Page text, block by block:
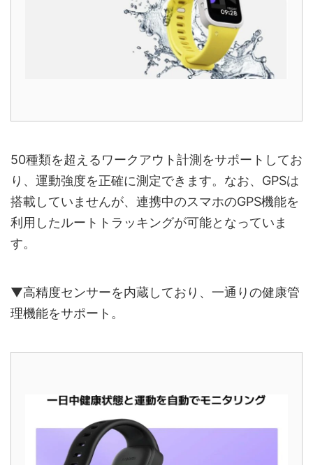
50種類を超えるワークアウト計測をサポートしてお
り、運動強度を正確に測定できます。なお、GPSは
搭載していませんが、連携中のスマホのGPS機能を
利用したルートトラッキングが可能となっていま
す。
▼高精度センサーを内蔵しており、一通りの健康管
理機能をサポート。